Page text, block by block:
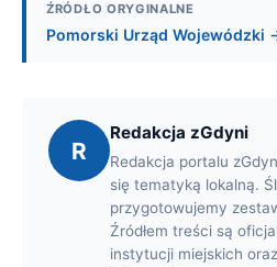
ŹRÓDŁO ORYGINALNE
Pomorski Urząd Wojewódzki
R
Redakcja zGdyni
Redakcja portalu
się tematyką lokalną.
przygotowujemy
Źródłem treści są
instytucji miejskich